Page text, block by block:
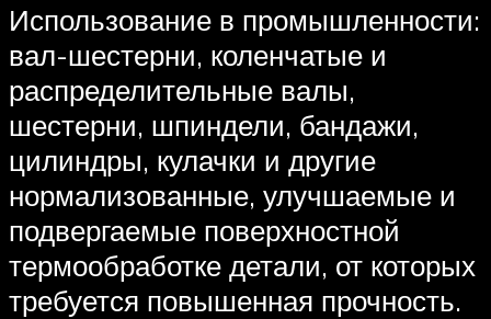
Использование в промышленности:
вал-шестерни, коленчатые и
распределительные валы,
шестерни, шпиндели, бандажи,
цилиндры, кулачки и другие
нормализованные, улучшаемые и
подвергаемые поверхностной
термообработке детали, от которых
требуется повышенная прочность.